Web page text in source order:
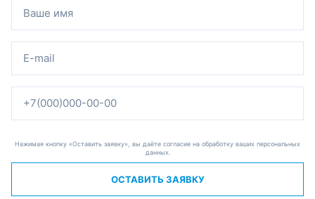
Нажимая кнопку «Оставить заявку», вы даёте согласие на обработку ваших персональных
данных.
ОСТАВИТЬ ЗАЯВКУ